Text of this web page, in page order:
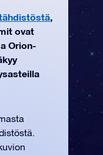
,
ovat
Orion-